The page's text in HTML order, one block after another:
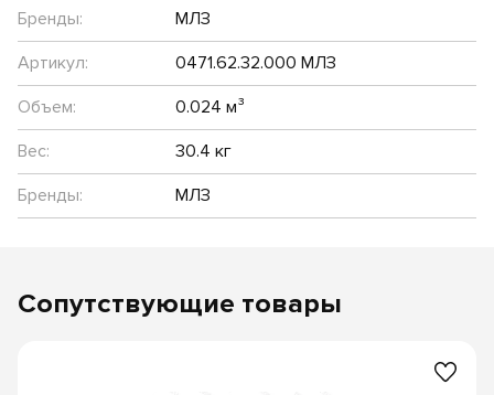
Бренды:
МЛЗ
Артикул:
0471.62.32.000 МЛЗ
Объем:
0.024 м³
Вес:
30.4 кг
Бренды:
МЛЗ
Сопутствующие товары